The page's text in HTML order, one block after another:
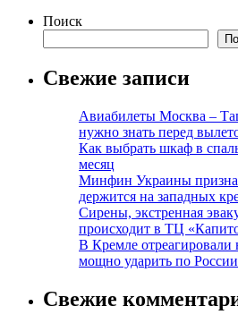
Поиск
Свежие записи
Авиабилеты Москва –
нужно знать перед
Как выбрать шкаф в
месяц
Минфин Украины
держится на западных
Сирены, экстренная
происходит в ТЦ
В Кремле
мощно ударить по России
Свежие